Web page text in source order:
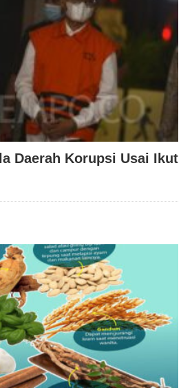
Daerah Korupsi Usai Ikut